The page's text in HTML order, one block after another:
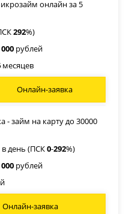
онлайн за 5
292%)
рублей
месяцев
Онлайн-заявка
- займ на карту до 30000
в день (ПСК0-292%)
рублей
Онлайн-заявка